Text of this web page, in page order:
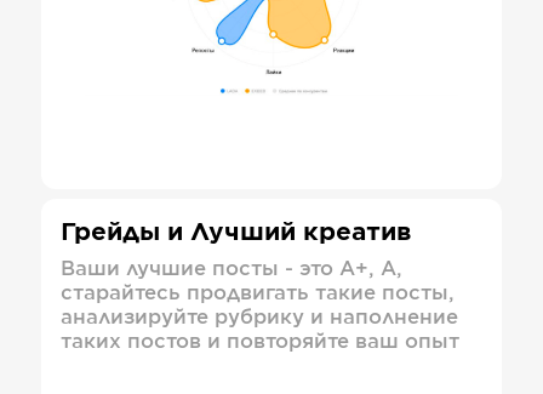
Грейды и Лучший креатив
Ваши лучшие посты - это А+, А,
старайтесь продвигать такие посты,
анализируйте рубрику и наполнение
таких постов и повторяйте ваш опыт